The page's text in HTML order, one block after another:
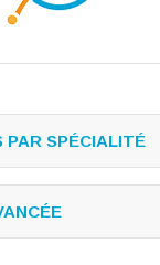
PAR SPÉCIALITÉ